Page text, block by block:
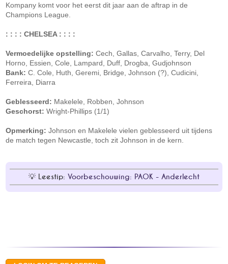
Kompany komt voor het eerst dit jaar aan de aftrap in de
Champions League.
: : : : CHELSEA : : : :
Vermoedelijke opstelling: Cech, Gallas, Carvalho, Terry, Del
Horno, Essien, Cole, Lampard, Duff, Drogba, Gudjohnson
Bank: C. Cole, Huth, Geremi, Bridge, Johnson (?), Cudicini,
Ferreira, Diarra
Geblesseerd: Makelele, Robben, Johnson
Geschorst: Wright-Phillips (1/1)
Opmerking: Johnson en Makelele vielen geblesseerd uit tijdens
de match tegen Newcastle, toch zit Johnson in de kern.
Leestip: Voorbeschouwing: PAOK - Anderlecht